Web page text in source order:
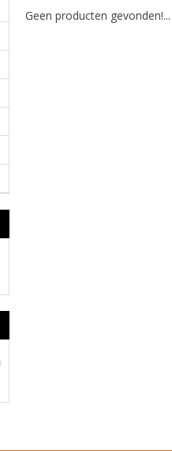
Geen producten gevonden!...